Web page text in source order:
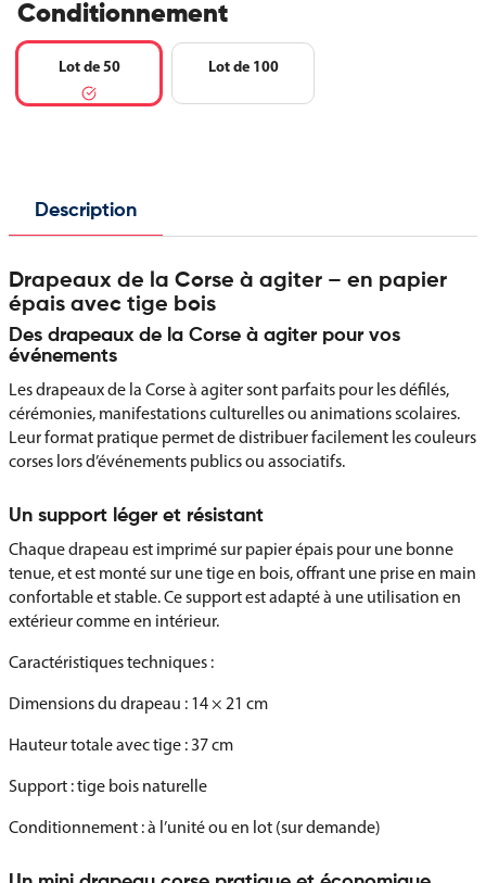
Conditionnement
Lot de 50 Lot de 100
Description
Drapeaux de la Corse à agiter – en papier
épais avec tige bois
Des drapeaux de la Corse à agiter pour vos
événements
Les drapeaux de la Corse à agiter sont parfaits pour les défilés,
cérémonies, manifestations culturelles ou animations scolaires.
Leur format pratique permet de distribuer facilement les couleurs
corses lors d’événements publics ou associatifs.
Un support léger et résistant
Chaque drapeau est imprimé sur papier épais pour une bonne
tenue, et est monté sur une tige en bois, offrant une prise en main
confortable et stable. Ce support est adapté à une utilisation en
extérieur comme en intérieur.
Caractéristiques techniques :
Dimensions du drapeau : 14 × 21 cm
Hauteur totale avec tige : 37 cm
Support : tige bois naturelle
Conditionnement : à l’unité ou en lot (sur demande)